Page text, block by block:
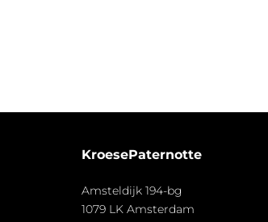
KroesePaternotte
Amsteldijk 194-bg
1079 LK Amsterdam